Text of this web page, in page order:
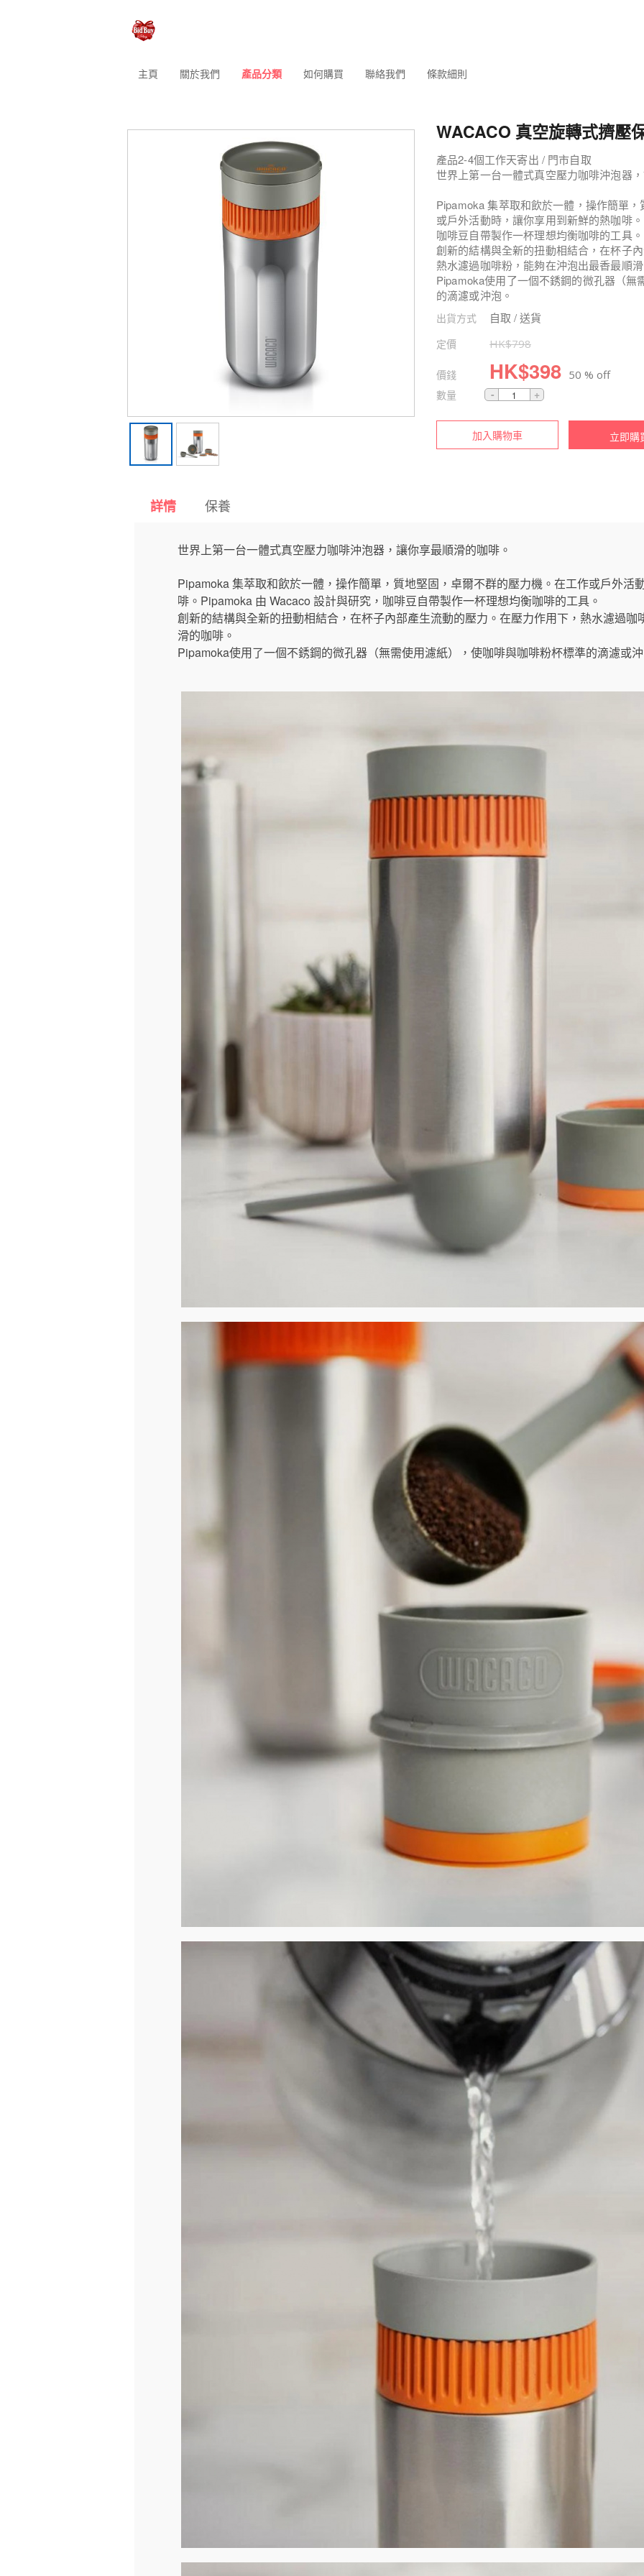
主頁 關於我們 產品分類 如何購買 聯絡我們 條款細則
WACACO 真空旋轉式擠壓
產品2-4個工作天寄出 / 門市自取
世界上第一台一體式真空壓力咖啡沖泡器
Pipamoka 集萃取和飲於一體，操作簡單
或戶外活動時，讓你享用到新鮮的熱咖啡
咖啡豆自帶製作一杯理想均衡咖啡的工具。
創新的結構與全新的扭動相結合，在杯子
熱水濾過咖啡粉，能夠在沖泡出最香最順
Pipamoka使用了一個不銹鋼的微孔器（
的滴濾或沖泡。
出貨方式 自取 / 送貨
定價 HK$798
價錢 HK$398 50 % off
數量
加入購物車 立即購
詳情 保養
世界上第一台一體式真空壓力咖啡沖泡器，讓你享最順滑的咖啡。
Pipamoka 集萃取和飲於一體，操作簡單，質地堅固，卓爾不群的壓力機。在工作或戶外活
啡。Pipamoka 由 Wacaco 設計與研究，咖啡豆自帶製作一杯理想均衡咖啡的工具。
創新的結構與全新的扭動相結合，在杯子內部產生流動的壓力。在壓力作用下，熱水濾過咖
滑的咖啡。
Pipamoka使用了一個不銹鋼的微孔器（無需使用濾紙），使咖啡與咖啡粉杯標準的滴濾或